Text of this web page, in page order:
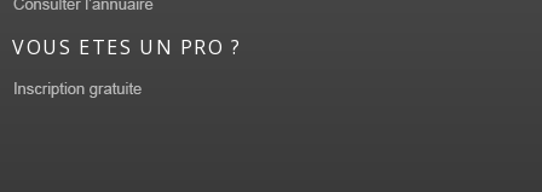
VOUS ETES UN PRO ?